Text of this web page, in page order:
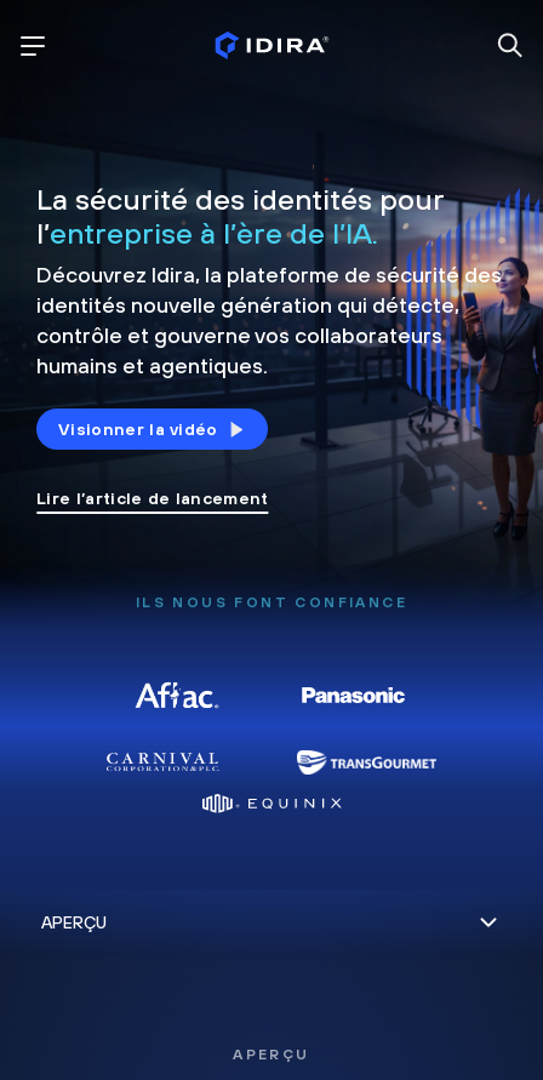
La sécurité des identités pour
l’entreprise à l’ère de l’IA.
Découvrez Idira, la plateforme de sécuritédes
identités nouvelle génération qui détecte,
contrôle et gouverne vos collaborateurs
humains et agentiques.
Visionner la vidéo
Lire l’article de lancement
ILS NOUS FONT CONFIANCE
APERÇU